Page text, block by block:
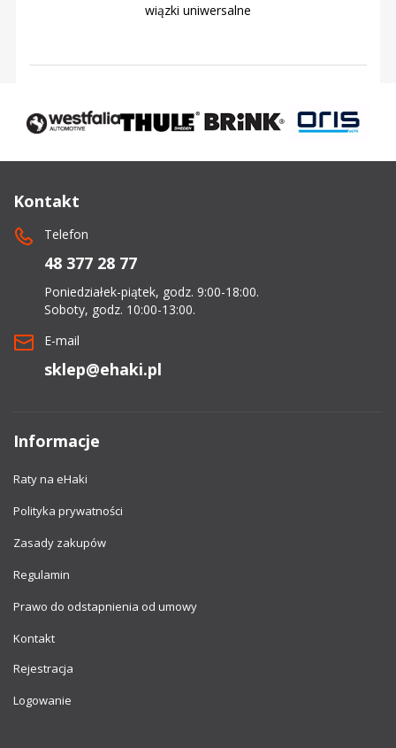
wiązki uniwersalne
Kontakt
Telefon
48 377 28 77
Poniedziałek-piątek, godz. 9:00-18:00.
Soboty, godz. 10:00-13:00.
E-mail
sklep@ehaki.pl
Informacje
Raty na eHaki
Polityka prywatności
Zasady zakupów
Regulamin
Prawo do odstapnienia od umowy
Kontakt
Rejestracja
Logowanie